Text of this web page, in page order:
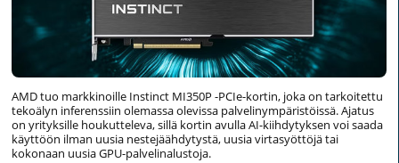
AMD tuo markkinoille Instinct MI350P -PCIe-kortin, joka on tarkoitettu
tekoälyn inferenssiin olemassa olevissa palvelinympäristöissä. Ajatus
on yrityksille houkutteleva, sillä kortin avulla AI-kiihdytyksen voi saada
käyttöön ilman uusia nestejäähdytystä, uusia virtasyöttöjä tai
kokonaan uusia GPU-palvelinalustoja.